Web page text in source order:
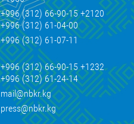
+996 (312) 66-90-15 +2120
+996 (312) 61-04-00
+996 (312) 61-07-11
+996 (312) 66-90-15 +1232
+996 (312) 61-24-14
mail@nbkr.kg
press@nbkr.kg